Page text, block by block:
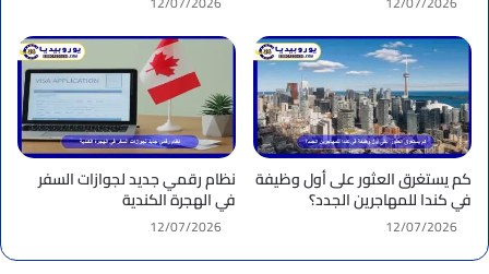
كم يستغرق العثور على أول وظيفة
في كندا للمهاجرين الجدد؟
12/07/2026
نظام رقمي جديد لجوازات السفر
في الهجرة الكندية
12/07/2026